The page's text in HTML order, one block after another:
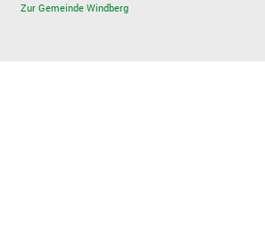
Zur Gemeinde Windberg